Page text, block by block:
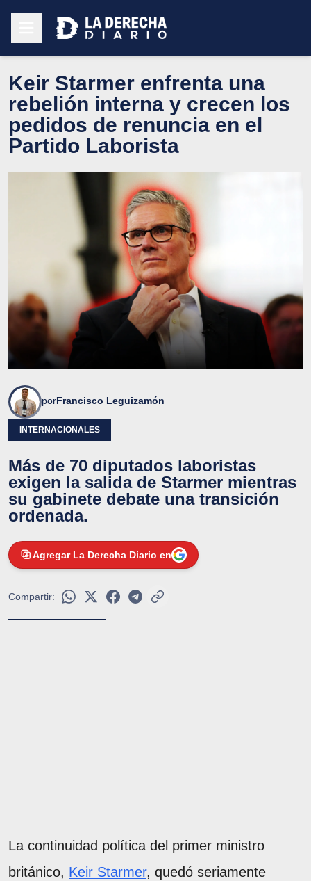
Keir Starmer enfrenta una
rebelión interna y crecen los
pedidos de renuncia en el
Partido Laborista
porFrancisco Leguizamón
INTERNACIONALES
Más de 70 diputados laboristas
exigen la salida de Starmer mientras
su gabinete debate una transición
ordenada.
Agregar La Derecha Diario en
Compartir:
La continuidad política del primer ministro
británico, Keir Starmer, quedó seriamente